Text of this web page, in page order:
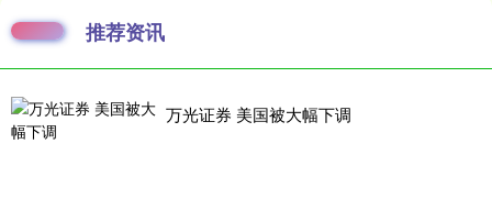
推荐资讯
万光证券 美国被大幅下调